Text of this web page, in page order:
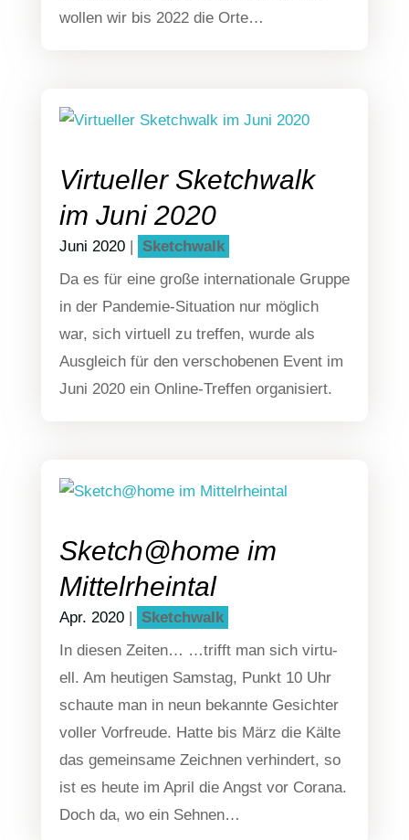
wol­len wir bis 2022 die Orte…
Virtueller Sketchwalk
im Juni 2020
Juni 2020| Sketch­walk
Da es für eine gro­ße inter­na­tio­na­le Grup­pe
in der Pan­­de­­mie-Situa­­ti­on nur mög­lich
war, sich vir­tu­ell zu tref­fen, wur­de als
Aus­gleich für den ver­scho­be­nen Event im
Juni 2020 ein Online-Tre­f­­fen organisiert.
Sketch@home im
Mittelrheintal
Apr. 2020| Sketch­walk
In die­sen Zei­ten… …trifft man sich vir­tu­
ell. Am heu­ti­gen Sams­tag, Punkt 10 Uhr
schau­te man in neun bekann­te Gesich­ter
vol­ler Vor­freu­de. Hat­te bis März die Käl­te
das gemein­sa­me Zeich­nen ver­hin­dert, so
ist es heu­te im April die Angst vor Cora­na.
Doch da, wo ein Sehnen…